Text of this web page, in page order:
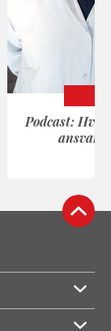
Podcast: